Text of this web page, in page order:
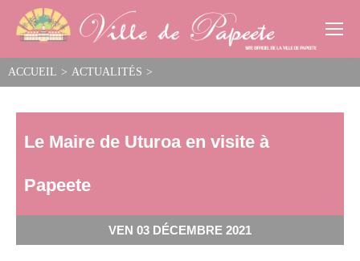
ACCUEIL > ACTUALITÉS >
Le Maire de Uturoa en visite à
Papeete
VEN 03 DÉCEMBRE 2021
Cookies management panel